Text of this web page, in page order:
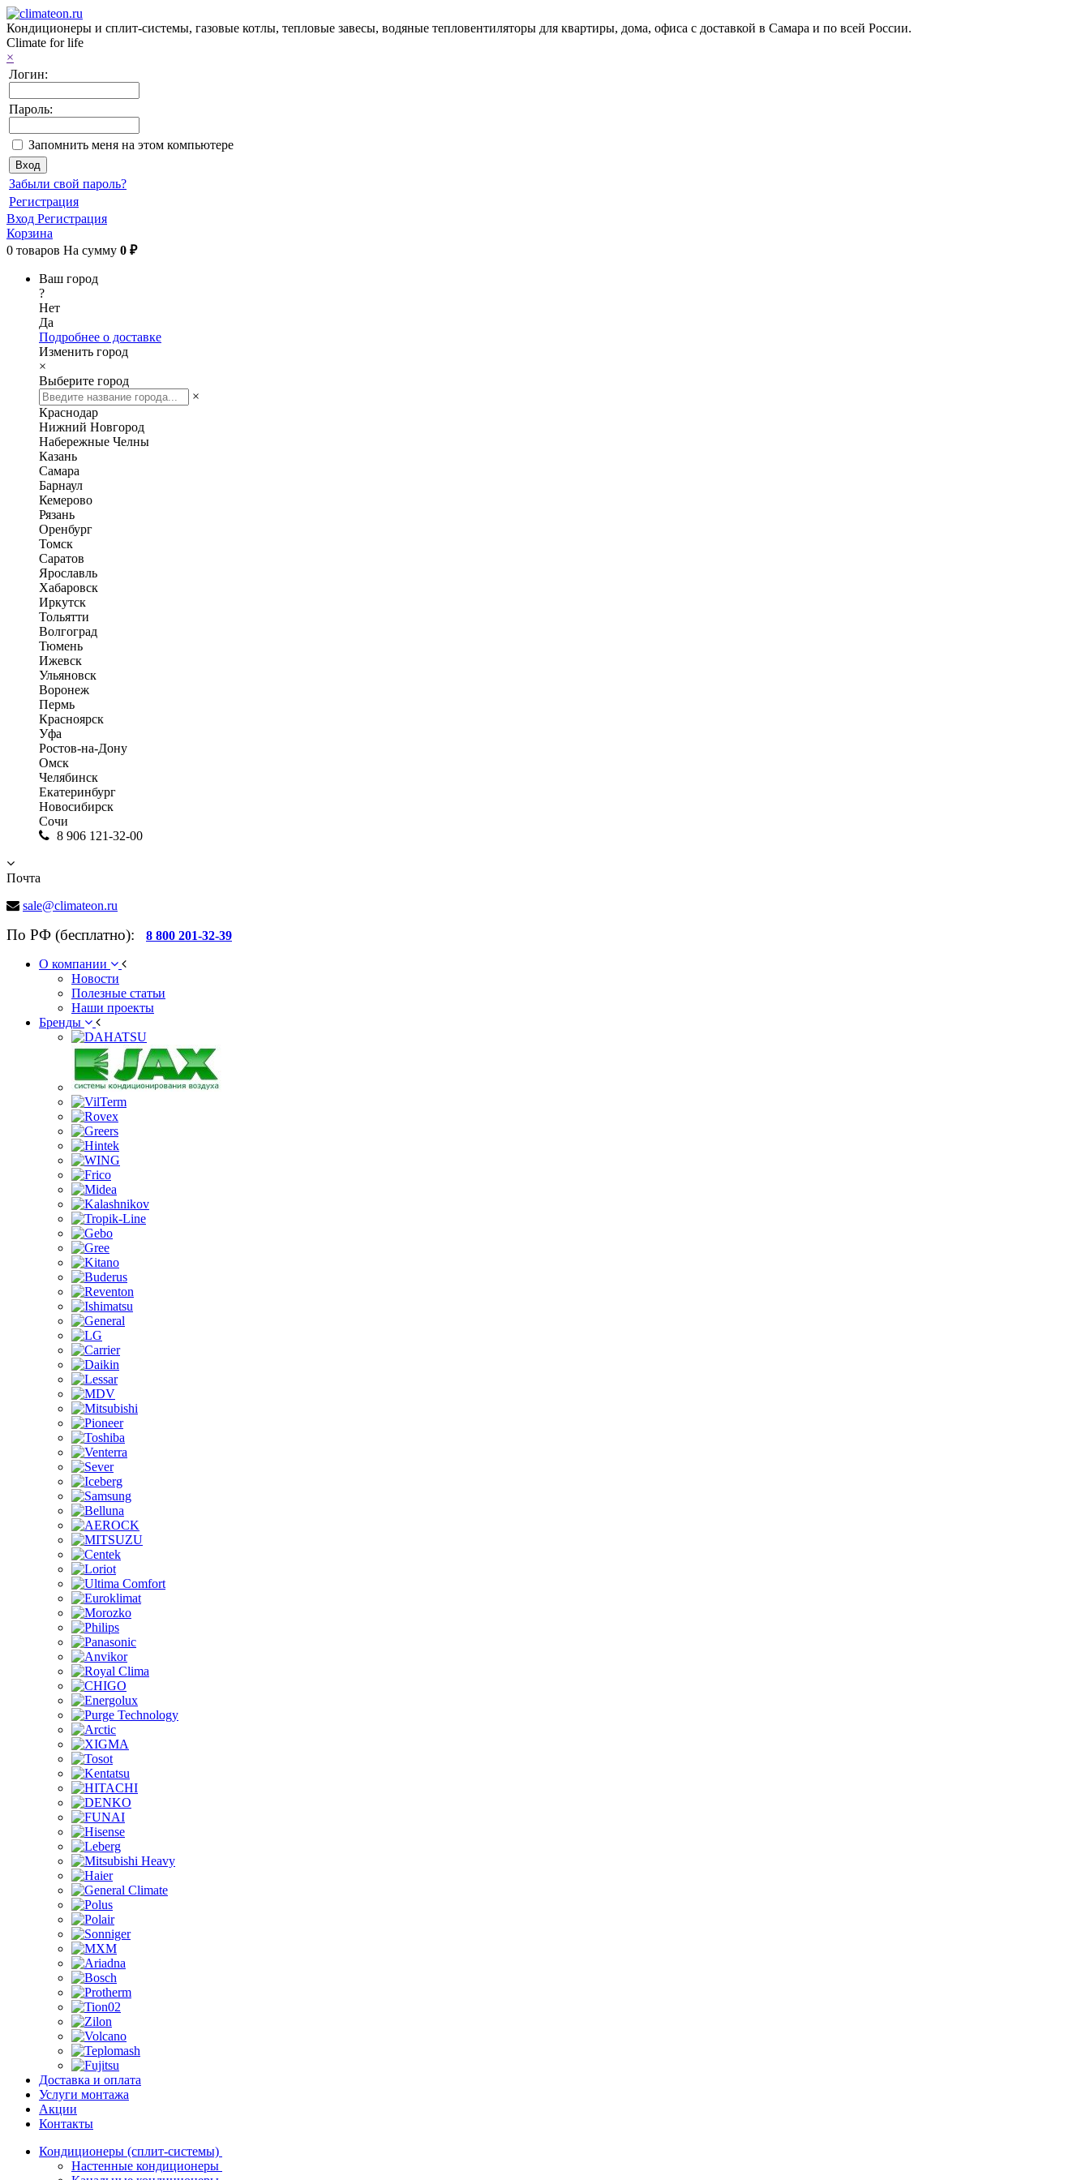
Кондиционеры и сплит-системы, газовые котлы, тепловые завесы, водяные тепловентиляторы для квартиры, дома, офиса с доставкой в Самара и по всей России.
Climate for life
×
Логин:
Пароль:
Запомнить меня на этом компьютере
Забыли свой пароль?
Регистрация
Вход Регистрация
Корзина
0 товаров На сумму 0 ₽
Ваш город
?
Нет
Да
Подробнее о доставке
Изменить город
×
Выберите город
×
Краснодар
Нижний Новгород
Набережные Челны
Казань
Самара
Барнаул
Кемерово
Рязань
Оренбург
Томск
Саратов
Ярославль
Хабаровск
Иркутск
Тольятти
Волгоград
Тюмень
Ижевск
Ульяновск
Воронеж
Пермь
Красноярск
Уфа
Ростов-на-Дону
Омск
Челябинск
Екатеринбург
Новосибирск
Сочи
8 906 121-32-00
Почта
sale@climateon.ru
По РФ (бесплатно): 8 800 201-32-39
О компании
Новости
Полезные статьи
Наши проекты
Бренды
Доставка и оплата
Услуги монтажа
Акции
Контакты
Кондиционеры (сплит-системы)
Настенные кондиционеры